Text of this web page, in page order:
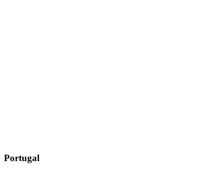
Portugal